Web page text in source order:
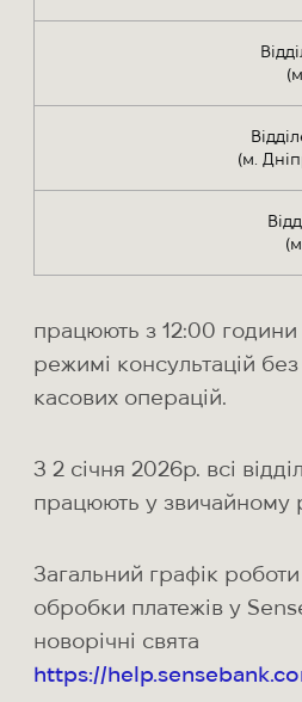
(м.
працюють з 12:00 години
режимі консультацій
касових операцій.
З 2 січня 2026р. всі
працюють у звичайному
Загальний графік роботи
обробки платежів у
новорічні свята
https://